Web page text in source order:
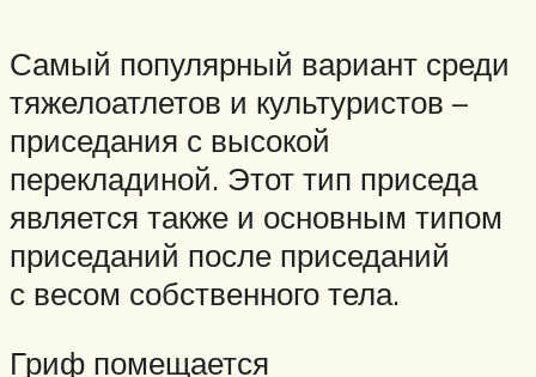
Самый популярный вариант среди
тяжелоатлетов и культуристов –
приседания с высокой
перекладиной. Этот тип приседа
является также и основным типом
приседаний после приседаний
с весом собственного тела.
Гриф помещается